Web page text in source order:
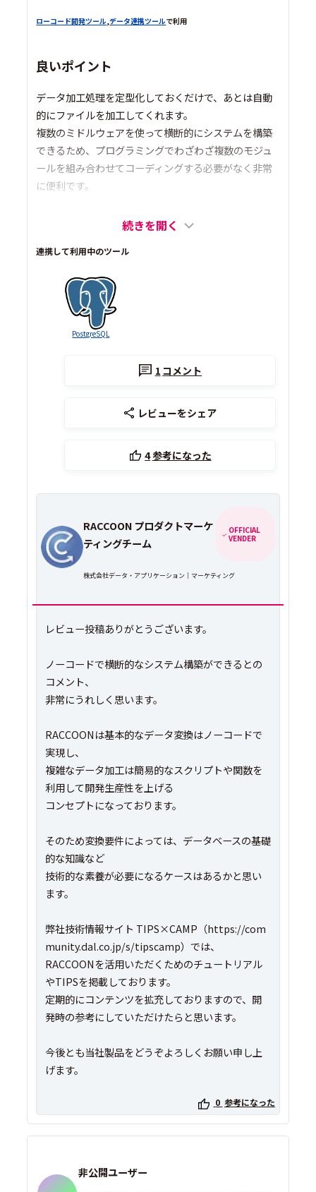
ローコード開発ツール,データ連携ツールで利用
良いポイント
データ加工処理を定型化しておくだけで、あとは自動
的にファイルを加工してくれます。
複数のミドルウェアを使って横断的にシステムを構築
できるため、プログラミングでわざわざ複数のモジュ
ールを組み合わせてコーディングする必要がなく非常
に便利です。
続きを開く
連携して利用中のツール
PostgreSQL
1 コメント
レビューをシェア
4参考になった
RACCOON プロダクトマーケ
ティングチーム
OFFICIAL
VENDER
株式会社データ・アプリケーション｜マーケティング
レビュー投稿ありがとうございます。
ノーコードで横断的なシステム構築ができるとの
コメント、
非常にうれしく思います。
RACCOONは基本的なデータ変換はノーコードで
実現し、
複雑なデータ加工は簡易的なスクリプトや関数を
利用して開発生産性を上げる
コンセプトになっております。
そのため変換要件によっては、データベースの基礎
的な知識など
技術的な素養が必要になるケースはあるかと思い
ます。
弊社技術情報サイト TIPS×CAMP（https://com
munity.dal.co.jp/s/tipscamp）では、
RACCOONを活用いただくためのチュートリアル
やTIPSを掲載しております。
定期的にコンテンツを拡充しておりますので、開
発時の参考にしていただけたらと思います。
今後とも当社製品をどうぞよろしくお願い申し上
げます。
0 参考になった
非公開ユーザー